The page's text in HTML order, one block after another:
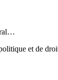
et de